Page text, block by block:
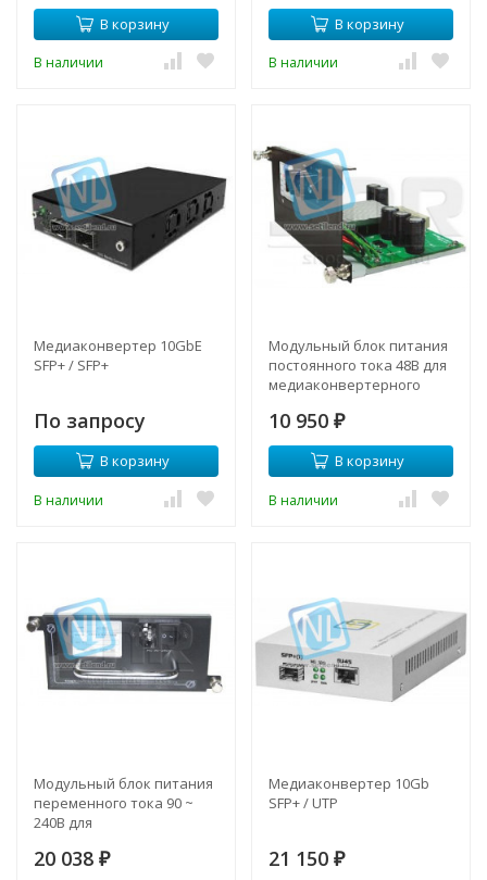
В корзину
В наличии
В корзину
В наличии
Медиаконвертер 10GbE
SFP+ / SFP+
По запросу
В корзину
В наличии
Модульный блок питания
постоянного тока 48В для
медиаконвертерного
10G
10 950 ₽
В корзину
В наличии
Модульный блок питания
переменного тока 90 ~
240В для
шасси SNR-CVT-CHASSIS-
20 038 ₽
Медиаконвертер 10Gb
SFP+ / UTP
21 150 ₽